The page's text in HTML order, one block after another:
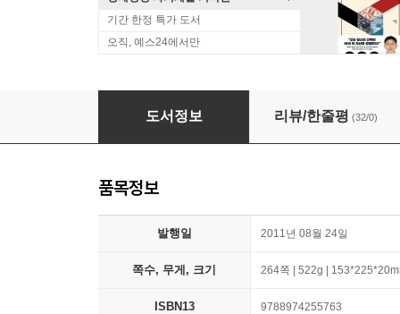
기간 한정 특가 도서
오직, 예스24에서만
나는 삼성맨이다
도서정보 리뷰/한줄평 (32/0)
품목정보
발행일 2011년 08월 24일
쪽수, 무게, 크기 264쪽 | 522g |
ISBN13 9788974255763